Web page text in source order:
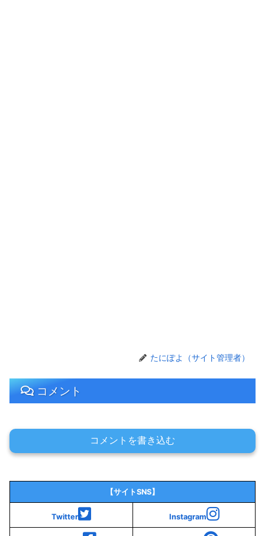
たにぽよ（サイト管理者）
コメント
コメントを書き込む
【サイトSNS】
Twitter Instagram